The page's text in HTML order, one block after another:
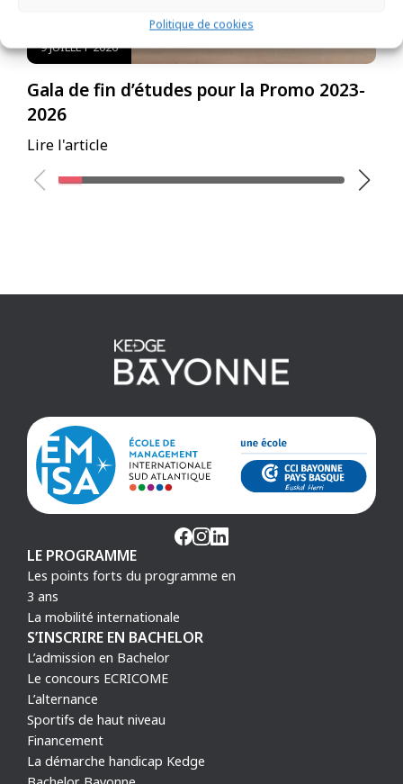
Politique de cookies
9 JUILLET 2026
Gala de fin d’études pour la Promo 2023-
2026
Lire l'article
LE PROGRAMME
Les points forts du programme en
3 ans
La mobilité internationale
S’INSCRIRE EN BACHELOR
L’admission en Bachelor
Le concours ECRICOME
L’alternance
Sportifs de haut niveau
Financement
La démarche handicap Kedge